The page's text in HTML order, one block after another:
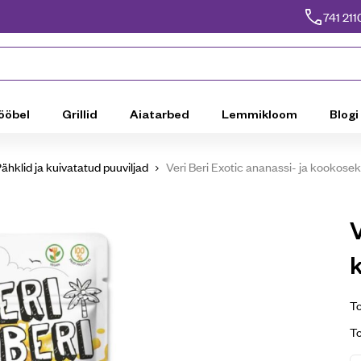
741
Grillid Aiatarbed Lemmikloom Blogi
ja kuivatatud puuviljad Veri Beri Exotic ananassi- ja